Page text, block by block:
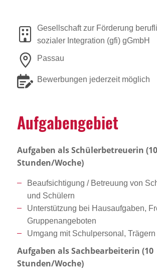
Gesellschaft zur Förderung
sozialer Integration (gfi) gGmbH
Passau
Bewerbungen jederzeit möglich
Aufga­ben­ge­biet
Aufgaben als Schülerbetreuerin (10
Stunden/Woche)
Beaufsichtigung / Betreuung von
und Schülern
Unterstützung bei Hausaufgaben,
Gruppenangeboten
Umgang mit Schulpersonal,
Aufgaben als Sachbearbeiterin (10
Stunden/Woche)